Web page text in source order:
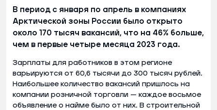
В период с января по апрель в компаниях
Арктической зоны России было открыто
около 170 тысяч вакансий, что на 46% больше,
чем в первые четыре месяца 2023 года.
Зарплаты для работников в этом регионе
варьируются от 60,6 тысячи до 300 тысяч рублей.
Наибольшее количество вакансий пришлось на
компании розничной торговли — каждое восьмое
объявление о найме было от них. В строительной